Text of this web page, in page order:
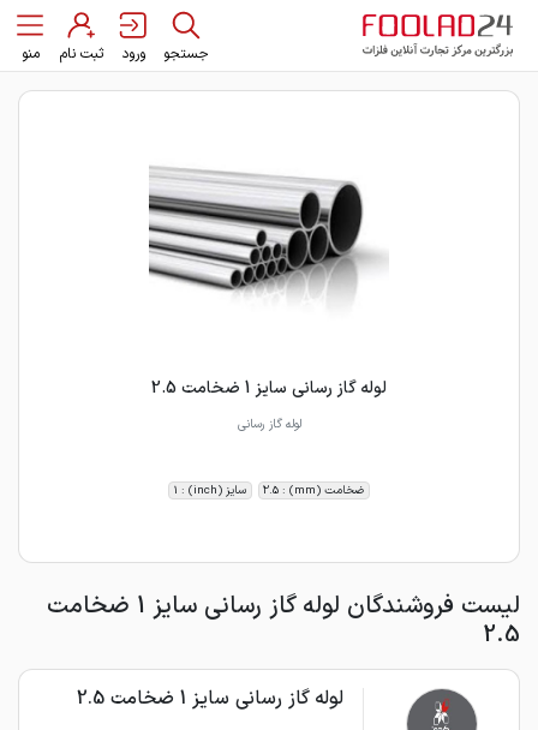
جستجو ورود ثبت نام منو
لوله گاز رسانی سایز 1 ضخامت 2.5
لوله گاز رسانی
ضخامت (mm) : 2.5 سایز (inch) : 1
لیست فروشندگان لوله گاز رسانی سایز 1 ضخامت
2.5
لوله گاز رسانی سایز 1 ضخامت 2.5